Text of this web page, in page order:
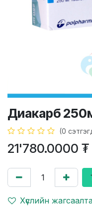
Диакарб
(0
21'780.0000 ₮
Хүслийн